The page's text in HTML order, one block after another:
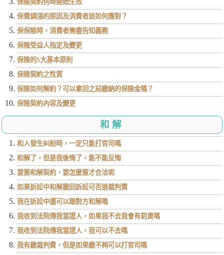
保險契約何時開始生效
保費調漲的原因及消費者該如何應對？
保保險時，消費者需盡告知義務
保險受益人指定及變更
保險的5大基本原則
保險契約之性質
保險如何解約？可以拿回之前繳納的保險金嗎？
保險契約內容及變更
和解
和人發生糾紛時，一定只能打官司嗎
和解了，但是我後悔了，能不能反悔
要簽和解契約，要怎麼簽才合法呢
如果訴訟中和解撤回訴訟可否退裁判費
我在訴訟中還可以跟對方和解嗎
我收到法院傳我當證人，如果我不去我會有罰責嗎
我收到法院傳我當證人，我可以不去嗎
我有繳裁判費，但是如果繳不夠可以打官司嗎